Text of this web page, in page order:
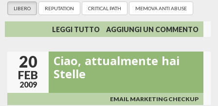
LIBERO REPUTATION CRITICAL PATH MEMOVA ANTI ABUSE
LEGGI TUTTO SU
LIBERO
MEMOVA
ANTI
AGGIUNGI UN COMMENTO
20
FEB
2009
Ciao, attualmente hai
Stelle
EMAIL MARKETING CHECKUP